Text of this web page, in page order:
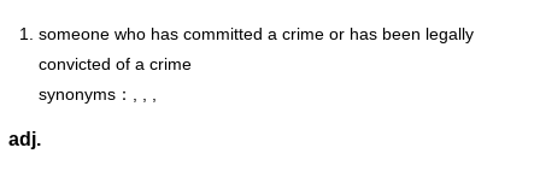
someone who has committed a crime or has been legally
convicted of a crime
synonyms：, , ,
adj.